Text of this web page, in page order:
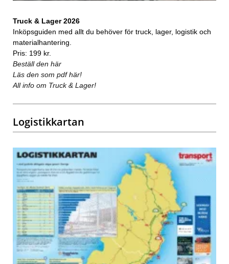
Truck & Lager 2026
Inköpsguiden med allt du behöver för truck, lager, logistik och
materialhantering.
Pris: 199 kr.
Beställ den här
Läs den som pdf här!
All info om Truck & Lager!
Logistikkartan